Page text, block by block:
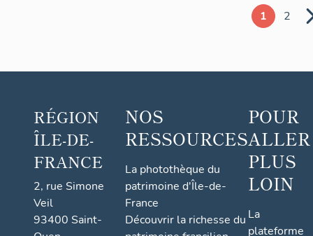
1 2
RÉGION
ÎLE-DE-
FRANCE
2, rue Simone
Veil
93400 Saint-
NOS
RESSOURCES
La photothèque du
patrimoine d'Île-de-
France
Découvrir la richesse du
POUR
ALLER
PLUS
LOIN
La
plateforme